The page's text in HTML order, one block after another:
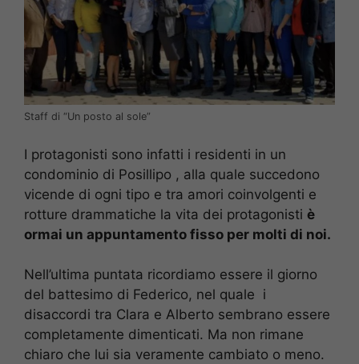
Staff di “Un posto al sole”
I protagonisti sono infatti i residenti in un
condominio di Posillipo , alla quale succedono
vicende di ogni tipo e tra amori coinvolgenti e
rotture drammatiche la vita dei protagonisti è
ormai un appuntamento fisso per molti di noi.
Nell’ultima puntata ricordiamo essere il giorno
del battesimo di Federico, nel quale i
disaccordi tra Clara e Alberto sembrano essere
completamente dimenticati. Ma non rimane
chiaro che lui sia veramente cambiato o meno.